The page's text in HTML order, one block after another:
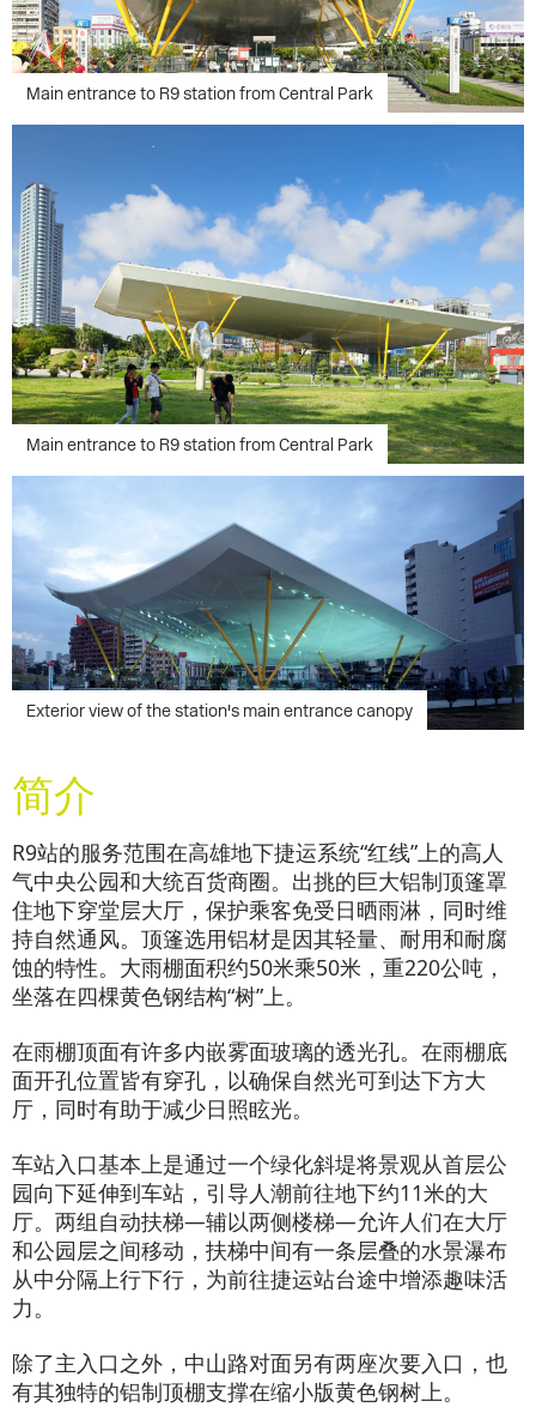
简介
R9站的服务范围在高雄地下捷运系统“红线”上的高人
气中央公园和大统百货商圈。出挑的巨大铝制顶篷罩
住地下穿堂层大厅，保护乘客免受日晒雨淋，同时维
持自然通风。顶篷选用铝材是因其轻量、耐用和耐腐
蚀的特性。大雨棚面积约50米乘50米，重220公吨，
坐落在四棵黄色钢结构“树”上。
在雨棚顶面有许多内嵌雾面玻璃的透光孔。在雨棚底
面开孔位置皆有穿孔，以确保自然光可到达下方大
厅，同时有助于减少日照眩光。
车站入口基本上是通过一个绿化斜堤将景观从首层公
园向下延伸到车站，引导人潮前往地下约11米的大
厅。两组自动扶梯—辅以两侧楼梯—允许人们在大厅
和公园层之间移动，扶梯中间有一条层叠的水景瀑布
从中分隔上行下行，为前往捷运站台途中增添趣味活
力。
除了主入口之外，中山路对面另有两座次要入口，也
有其独特的铝制顶棚支撑在缩小版黄色钢树上。